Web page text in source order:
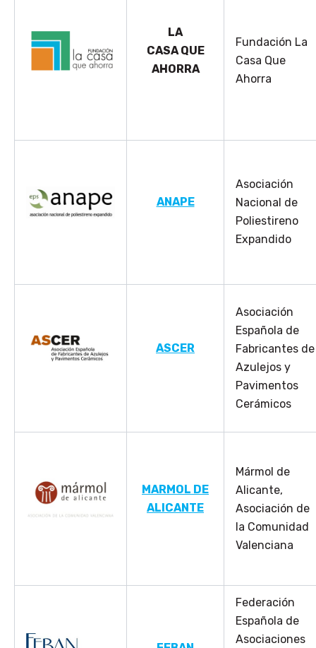
LA
CASAQUE
AHORRA
Fundación La
Casa Que
Ahorra
ANAPE
Asociación
Nacional de
Poliestireno
Expandido
ASCER
Asociación
Española de
Fabricantes de
Azulejos y
Pavimentos
Cerámicos
MARMOL DE
ALICANTE
Mármol de
Alicante,
Asociación de
la Comunidad
Valenciana
Federación
Española de
Asociaciones